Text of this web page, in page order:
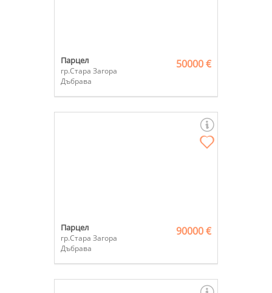
Парцел
гр.Стара Загора
Дъбрава
50000 €
Парцел
гр.Стара Загора
Дъбрава
90000 €